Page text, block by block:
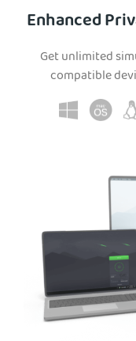
Enhanced
Get unlimited
compatible